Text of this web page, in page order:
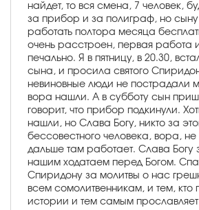
найдет, то вся смена, 7 человек,
за прибор и за полиграф, но
работать полтора месяца
очень расстроен, первая работа
печально. Я в пятницу, в 20.30,
сына, и просила святого
невиновные люди не пострадали
вора нашли. А в субботу сын
говорит, что прибор подкинули.
нашли, но Слава Богу, никто за
бессовестного человека, вора,
дальше там работает. Слава Богу
нашим ходатаем перед Богом.
Спиридону за молитвы о нас
всем сомолитвенникам, и тем, кто
истории и тем самым